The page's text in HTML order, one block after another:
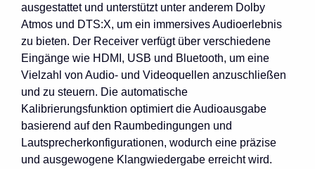
ausgestattet und unterstützt unter anderem Dolby
Atmos und DTS:X, um ein immersives Audioerlebnis
zu bieten. Der Receiver verfügt über verschiedene
Eingänge wie HDMI, USB und Bluetooth, um eine
Vielzahl von Audio- und Videoquellen anzuschließen
und zu steuern. Die automatische
Kalibrierungsfunktion optimiert die Audioausgabe
basierend auf den Raumbedingungen und
Lautsprecherkonfigurationen, wodurch eine präzise
und ausgewogene Klangwiedergabe erreicht wird.